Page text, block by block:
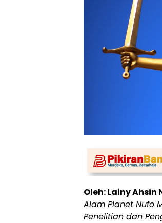
Oleh: Lainy Ahsin
Alam Planet Nufo
Penelitian dan